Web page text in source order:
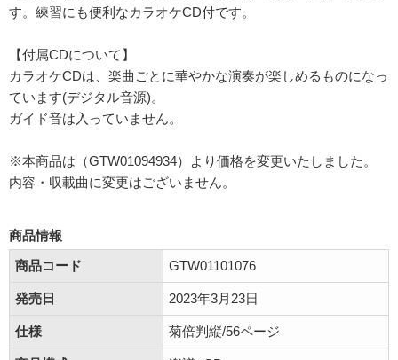
す。練習にも便利なカラオケCD付です。
【付属CDについて】
カラオケCDは、楽曲ごとに華やかな演奏が楽しめるものになっ
ています(デジタル音源)。
ガイド音は入っていません。
※本商品は（GTW01094934）より価格を変更いたしました。
内容・収載曲に変更はございません。
商品情報
商品コード
GTW01101076
発売日 2023年3月23日
仕様 菊倍判縦/56ページ